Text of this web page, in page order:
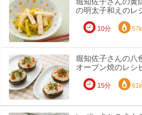
の明太子和えのレ
10分
堀知佐子さんの八
オーブン焼のレシ
15分